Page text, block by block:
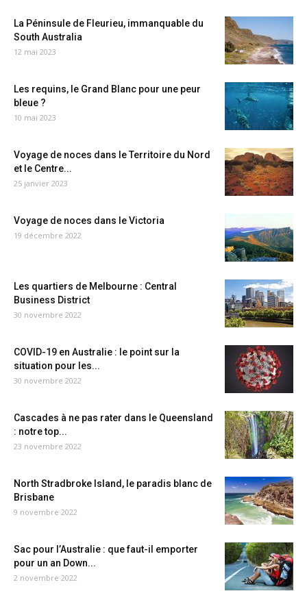
La Péninsule de Fleurieu, immanquable du
South Australia
12 mai 2023
Les requins, le Grand Blanc pour une peur
bleue ?
10 mai 2023
Voyage de noces dans le Territoire du Nord
et le Centre...
25 janvier 2023
Voyage de noces dans le Victoria
19 décembre 2022
Les quartiers de Melbourne : Central
Business District
30 novembre 2022
COVID-19 en Australie : le point sur la
situation pour les...
30 novembre 2022
Cascades à ne pas rater dans le Queensland
: notre top...
23 novembre 2022
North Stradbroke Island, le paradis blanc de
Brisbane
9 novembre 2022
Sac pour l’Australie : que faut-il emporter
pour un an Down...
2 novembre 2022